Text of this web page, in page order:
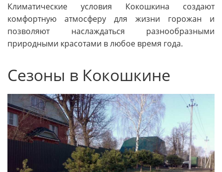
Климатические условия Кокошкина создают
комфортную атмосферу для жизни горожан и
позволяют наслаждаться разнообразными
природными красотами в любое время года.
Сезоны в Кокошкине